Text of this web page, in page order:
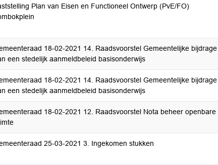
Plan van Eisen en Functioneel Ontwerp (PvE/FO)
18-02-2021 14. Raadsvoorstel Gemeentelijke bijdrage
een stedelijk aanmeldbeleid basisonderwijs
18-02-2021 14. Raadsvoorstel Gemeentelijke bijdrage
een stedelijk aanmeldbeleid basisonderwijs
18-02-2021 12. Raadsvoorstel Nota beheer openbare
25-03-2021 3. Ingekomen stukken